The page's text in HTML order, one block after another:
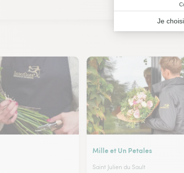
Mille et Un Petales
Saint Julien du Sault